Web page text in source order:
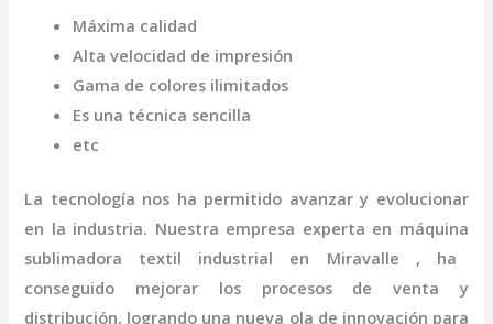
Máxima calidad
Alta velocidad de impresión
Gama de colores ilimitados
Es una técnica sencilla
etc
La tecnología nos ha permitido avanzar y evolucionar
en la industria. Nuestra empresa experta en máquina
sublimadora textil industrial en Miravalle , ha
conseguido mejorar los procesos de venta y
distribución, logrando una nueva ola de innovación para